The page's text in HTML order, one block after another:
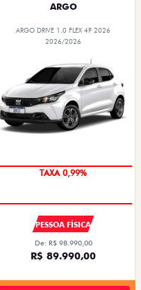
ARGO
ARGO DRIVE 1.0 FLEX 4P 2026
2026/2026
TAXA 0,99%
PESSOA FÍSICA
De: R$ 98.990,00
R$ 89.990,00